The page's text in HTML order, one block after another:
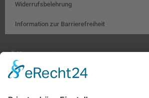
Widerrufsbelehrung
Information zur Barrierefreiheit
Öffnungszeiten:
Mo. – Fr. 8:00 – 18:00 Uhr